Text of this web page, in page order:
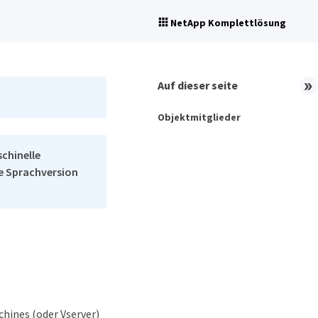
NetApp Komplettlösung
Sprachversion
(oder Vserver)
Auf dieser seite
Objektmitglieder